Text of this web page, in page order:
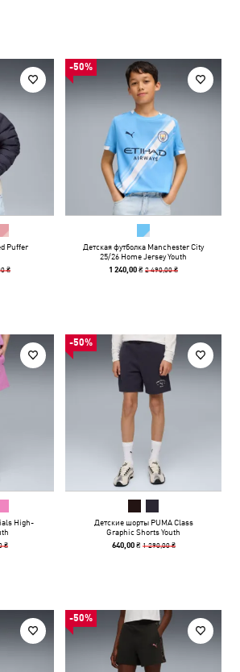
Puffer
₴
-50%
Детская футболка Manchester City
25/26 Home Jersey Youth
1 240,00 ₴2 490,00 ₴
High-
₴
-50%
Детские шорты PUMA Class
Graphic Shorts Youth
640,00 ₴ 1 290,00 ₴
-50%